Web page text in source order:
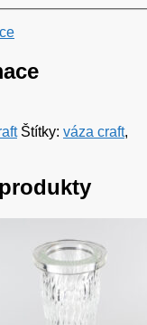
Štítky: váza craft,